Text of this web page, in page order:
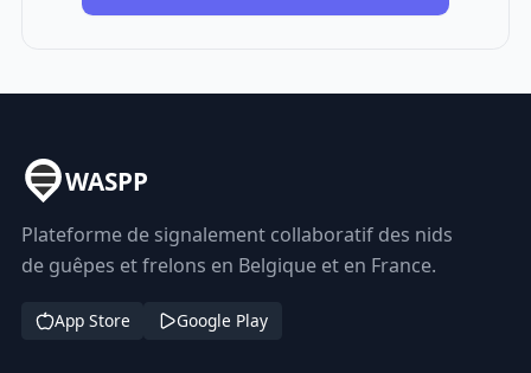
WASPP
Plateforme de signalement collaboratif des nids
de guêpes et frelons en Belgique et en France.
App Store Google Play